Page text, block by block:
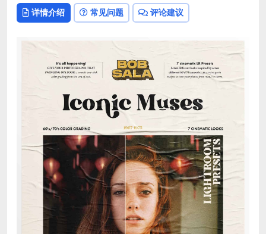
详情介绍 常见问题 评论建议